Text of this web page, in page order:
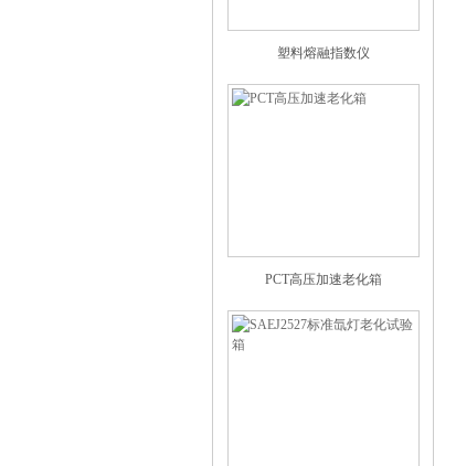
塑料熔融指数仪
PCT高压加速老化箱